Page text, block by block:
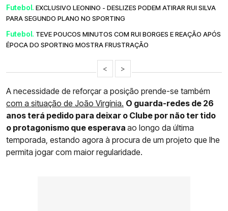
Futebol. EXCLUSIVO LEONINO - DESLIZES PODEM ATIRAR RUI SILVA
PARA SEGUNDO PLANO NO SPORTING
Futebol. TEVE POUCOS MINUTOS COM RUI BORGES E REAÇÃO APÓS
ÉPOCA DO SPORTING MOSTRA FRUSTRAÇÃO
< >
A necessidade de reforçar a posição prende-se também
com a situação de João Virgínia. O guarda-redes de 26
anos terá pedido para deixar o Clube por não ter tido
o protagonismo que esperava ao longo da última
temporada, estando agora à procura de um projeto que lhe
permita jogar com maior regularidade.